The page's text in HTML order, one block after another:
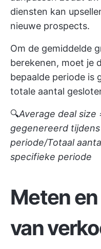
diensten kan
nieuwe prospects.
Om de gemiddelde
berekenen, moet je
bepaalde periode is
totale aantal
🔍Average deal size
gegenereerd
periode/Totaal
specifieke periode
Meten
van